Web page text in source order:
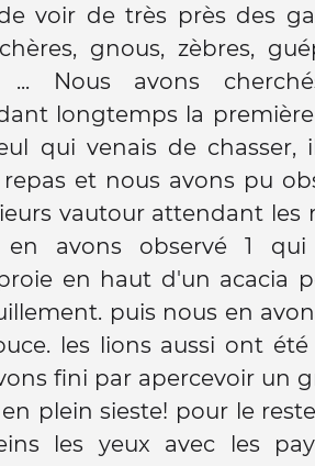
voir de très près des
gnous, zèbres,
... Nous avons
longtemps la
qui venais de chasser,
et nous avons pu
vautour attendant les
avons observé 1 qui
en haut d'un acacia
puis nous en
les lions aussi ont
fini par apercevoir un
plein sieste! pour le
les yeux avec les
elle ont une
ensuite recouverte d'un
et de boue. À
mangent et
des planche en bois. le
que chaque
au milieu de la rangé
du village qui a décider
a chaque habitant car en
se rédit et il est
des médicaments a